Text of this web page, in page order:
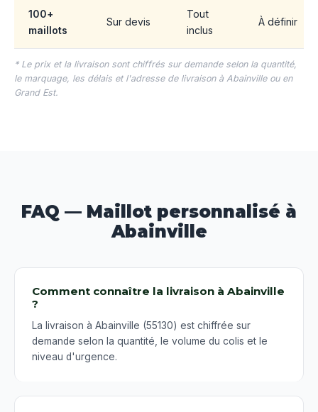
100+
maillots
Sur devis
Tout
inclus
À définir
* Le prix et la livraison sont chiffrés sur demande selon la quantité,
le marquage, les délais et l'adresse de livraison à Abainville ou en
Grand Est.
FAQ — Maillot personnalisé à
Abainville
Comment connaître la livraison à Abainville
?
La livraison à Abainville (55130) est chiffrée sur
demande selon la quantité, le volume du colis et le
niveau d'urgence.